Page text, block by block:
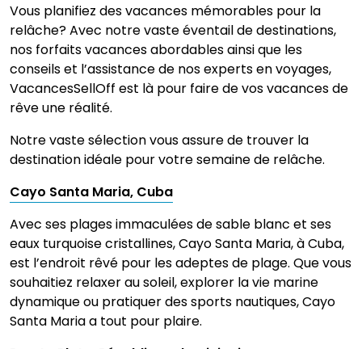
Vous planifiez des vacances mémorables pour la
relâche? Avec notre vaste éventail de destinations,
nos forfaits vacances abordables ainsi que les
conseils et l’assistance de nos experts en voyages,
VacancesSellOff est là pour faire de vos vacances de
rêve une réalité.
Notre vaste sélection vous assure de trouver la
destination idéale pour votre semaine de relâche.
Cayo Santa Maria, Cuba
Avec ses plages immaculées de sable blanc et ses
eaux turquoise cristallines, Cayo Santa Maria, à Cuba,
est l’endroit rêvé pour les adeptes de plage. Que vous
souhaitiez relaxer au soleil, explorer la vie marine
dynamique ou pratiquer des sports nautiques, Cayo
Santa Maria a tout pour plaire.